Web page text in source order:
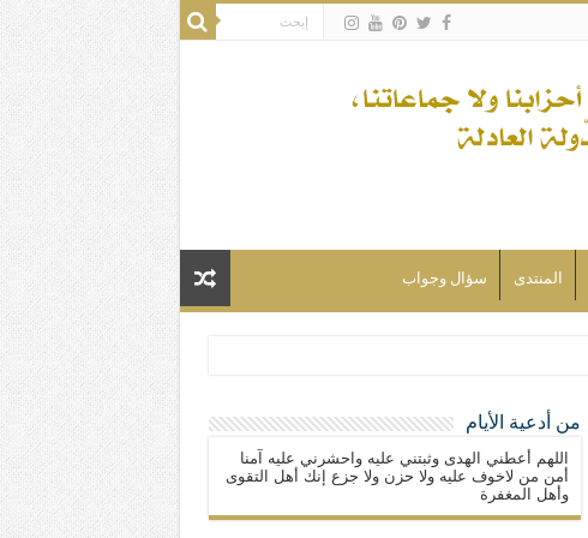
المنتدى سؤال وجواب
السلام) فكلّ المسلمين شيعة.
من أدعية الأيام
اللهم أعطني الهدى وثبتني عليه واحشرني عليه آمنا
أمن من لاخوف عليه ولا حزن ولا جزع إنك أهل التقوى
وأهل المغفرة